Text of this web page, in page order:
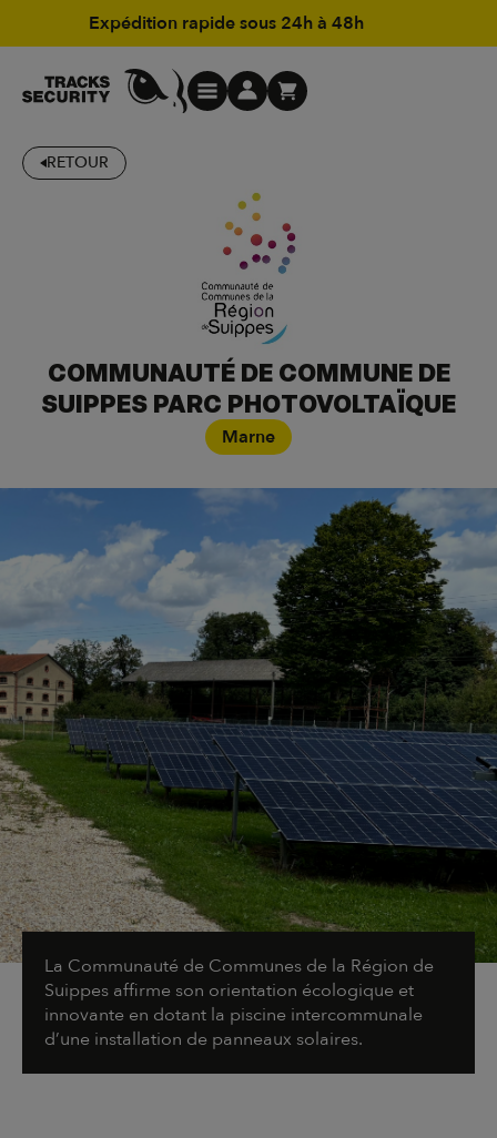
Expédition rapide sous 24h à 48h
RETOUR
COMMUNAUTÉ DE COMMUNE DE
SUIPPES PARC PHOTOVOLTAÏQUE
Marne
La Communauté de Communes de la Région de
Suippes affirme son orientation écologique et
innovante en dotant la piscine intercommunale
d’une installation de panneaux solaires.